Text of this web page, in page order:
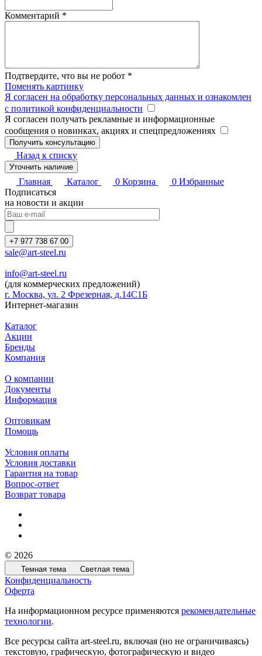
Комментарий *
Подтвердите, что вы не робот *
Поменять картинку
Я согласен на обработку персональных данных и ознакомлен
с политикой конфиденциальности
Я согласен получать рекламные и информационные
сообщения о новинках, акциях и спецпредложениях
Назад к списку
Уточнить наличие
Главная Каталог 0 Корзина 0 Избранные
Подписаться
на новости и акции
+7 977 738 67 00
sale@art-steel.ru
info@art-steel.ru
(для коммерческих предложений)
г. Москва, ул. 2 Фрезерная, д.14С1Б
Интернет-магазин
Каталог
Акции
Бренды
Компания
О компании
Документы
Информация
Оптовикам
Помощь
Условия оплаты
Условия доставки
Гарантия на товар
Вопрос-ответ
Возврат товара
© 2026
Темная тема Светлая тема
Конфиденциальность
Оферта
На информационном ресурсе применяются рекомендательные
технологии.
Все ресурсы сайта art-steel.ru, включая (но не ограничиваясь)
текстовую, графическую, фотографическую и видео